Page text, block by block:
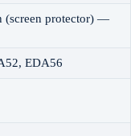
(screen protector) —
EDA56